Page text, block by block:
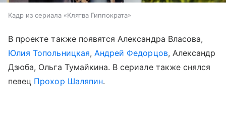
Кадр из сериала «Клятва Гиппократа»
В проекте также появятся Александра Власова,
Юлия Топольницкая, Андрей Федорцов, Александр
Дзюба, Ольга Тумайкина. В сериале также снялся
певец Прохор Шаляпин.